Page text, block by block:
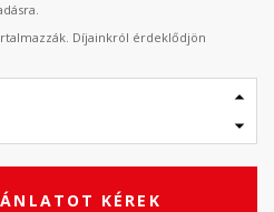
Díjainkról érdeklődjön
KÉREK